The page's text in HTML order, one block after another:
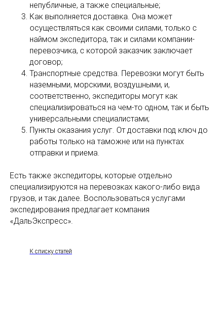
непубличные, а также специальные;
Как выполняется доставка. Она может
осуществляться как своими силами, только с
наймом экспедитора, так и силами компании-
перевозчика, с которой заказчик заключает
договор;
Транспортные средства. Перевозки могут быть
наземными, морскими, воздушными, и,
соответственно, экспедиторы могут как
специализироваться на чем-то одном, так и быть
универсальными специалистами;
Пункты оказания услуг. От доставки под ключ до
работы только на таможне или на пунктах
отправки и приема.
Есть также экспедиторы, которые отдельно
специализируются на перевозках какого-либо вида
грузов, и так далее. Воспользоваться услугами
экспедирования предлагает компания
«ДальЭкспресс».
К списку статей